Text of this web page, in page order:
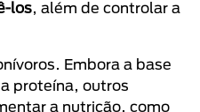
los, além de controlar a
Embora a base
proteína, outros
a nutrição, como